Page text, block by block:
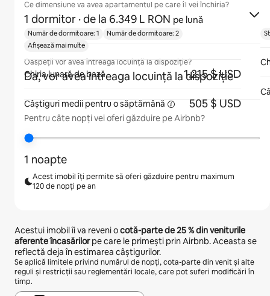
Ce dimensiune va avea apartamentul pe care îl vei închiria?
1 dormitor · de la 6.349 L RON pe lună
Oaspeții vor avea întreaga locuință la dispoziție?
Da, vor avea întreaga locuință la dispoziție
Pentru câte nopți vei oferi găzduire pe Airbnb?
1 noapte
Acest imobil îți permite să oferi găzduire pentru maximum
120 de nopți pe an
Acestui imobil îi va reveni ocotă-parte de25 %din veniturile
aferente încasărilorpe care le primești prin Airbnb. Aceasta se
reflectă deja în estimarea câștigurilor.
Se aplică limitele privind numărul de nopți, cota-parte din venit și alte
reguli și restricții sau reglementări locale, care pot suferi modificări în
timp.
Număr de dormitoare: 1
Număr de dormitoare: 2
Afișează mai multe
Chiria lunară de bază 1.215 $ USD
Câștiguri medii pentru o săptămână 505 $ USD